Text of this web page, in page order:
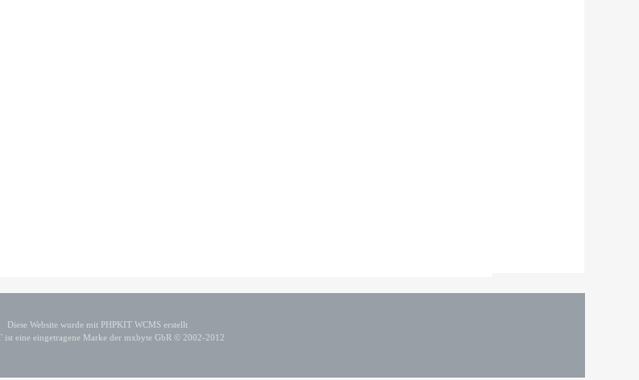
Diese Website wurde mit PHPKIT WCMS erstellt
ist eine eingetragene Marke der mxbyte GbR © 2002-2012